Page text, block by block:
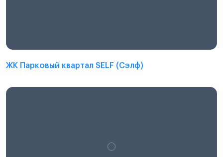
ЖК Парковый квартал SELF (Сэлф)